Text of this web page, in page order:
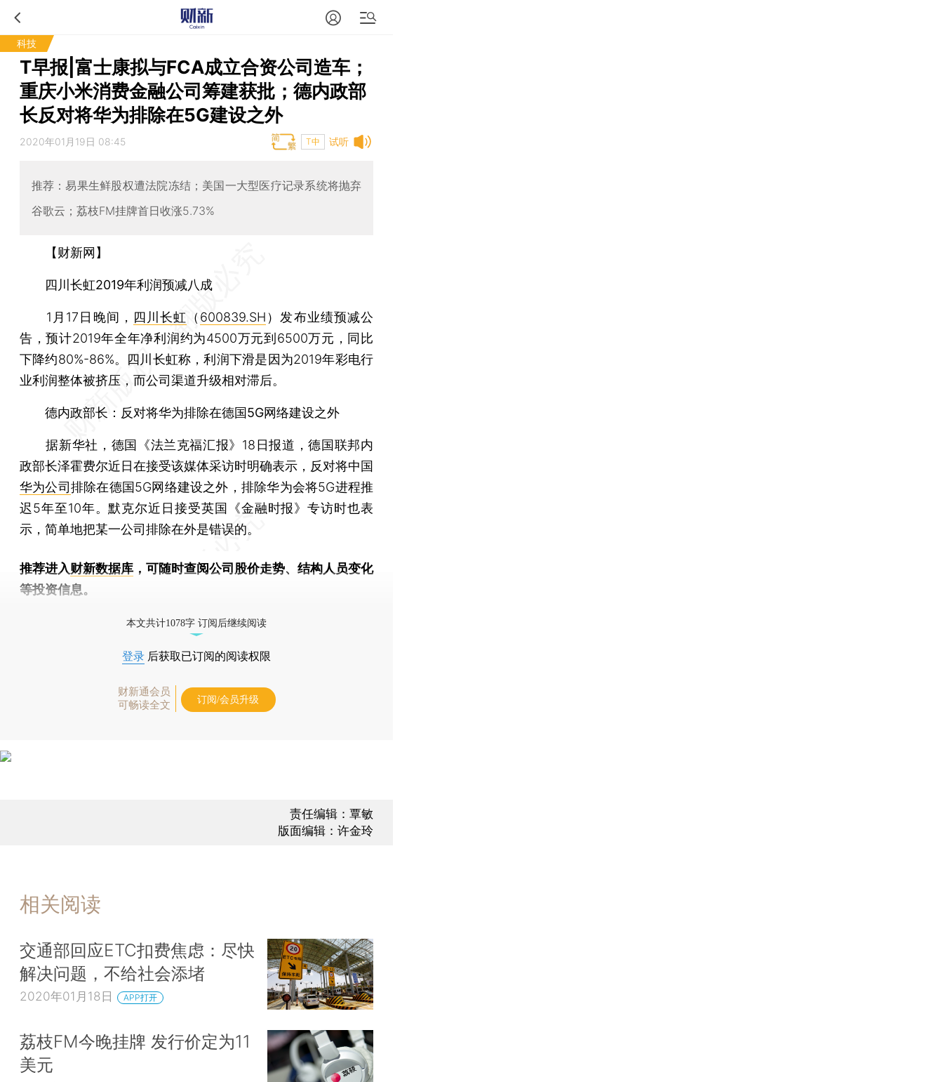
科技
T早报|富士康拟与FCA成立合资公司造车；
重庆小米消费金融公司筹建获批；德内政部
长反对将华为排除在5G建设之外
试听
2020年01月19日 08:45 T中
推荐：易果生鲜股权遭法院冻结；美国一大型医疗记录系统将抛弃
谷歌云；荔枝FM挂牌首日收涨5.73%
【财新网】
四川长虹2019年利润预减八成
1月17日晚间， 四川长虹 （ 600839.SH ）发布业绩预减公
告，预计2019年全年净利润约为4500万元到6500万元，同比
下降约80%-86%。四川长虹称，利润下滑是因为2019年彩电行
业利润整体被挤压，而公司渠道升级相对滞后。
德内政部长：反对将华为排除在德国5G网络建设之外
据新华社，德国《法兰克福汇报》18日报道，德国联邦内
政部长泽霍费尔近日在接受该媒体采访时明确表示，反对将中国
华为公司排除在德国5G网络建设之外，排除华为会将5G进程推
迟5年至10年。默克尔近日接受英国《金融时报》专访时也表
示，简单地把某一公司排除在外是错误的。
推荐进入财新数据库 ，可随时查阅公司股价走势、结构人员变化
等投资信息。
本文共计1078字 订阅后继续阅读
登录 后获取已订阅的阅读权限
财新通会员
可畅读全文
订阅/会员升级
责任编辑：覃敏
版面编辑：许金玲
相关阅读
交通部回应ETC扣费焦虑：尽快
解决问题，不给社会添堵
2020年01月18日 APP打开
荔枝FM今晚挂牌 发行价定为11
美元